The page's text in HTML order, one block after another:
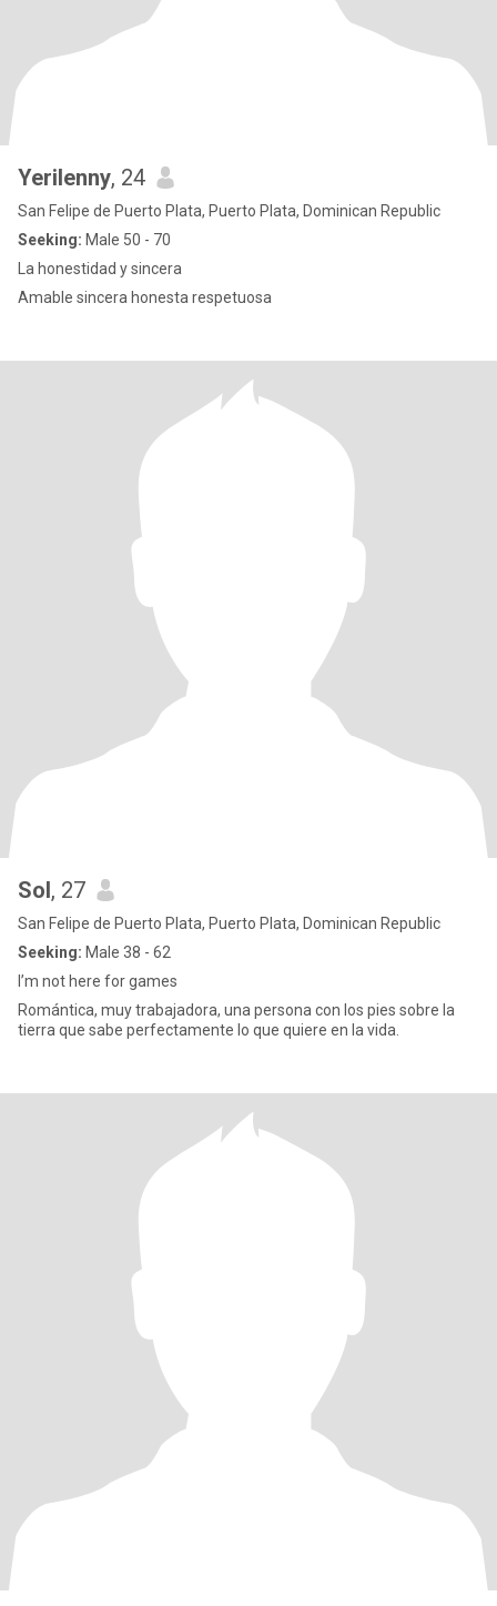
Yerilenny, 24
San Felipe de Puerto Plata, Puerto Plata, Dominican Republic
Seeking: Male 50 - 70
La honestidad y sincera
Amable sincera honesta respetuosa
Sol, 27
San Felipe de Puerto Plata, Puerto Plata, Dominican Republic
Seeking: Male 38 - 62
I’m not here for games
Romántica, muy trabajadora, una persona con los pies sobre la
tierra que sabe perfectamente lo que quiere en la vida.